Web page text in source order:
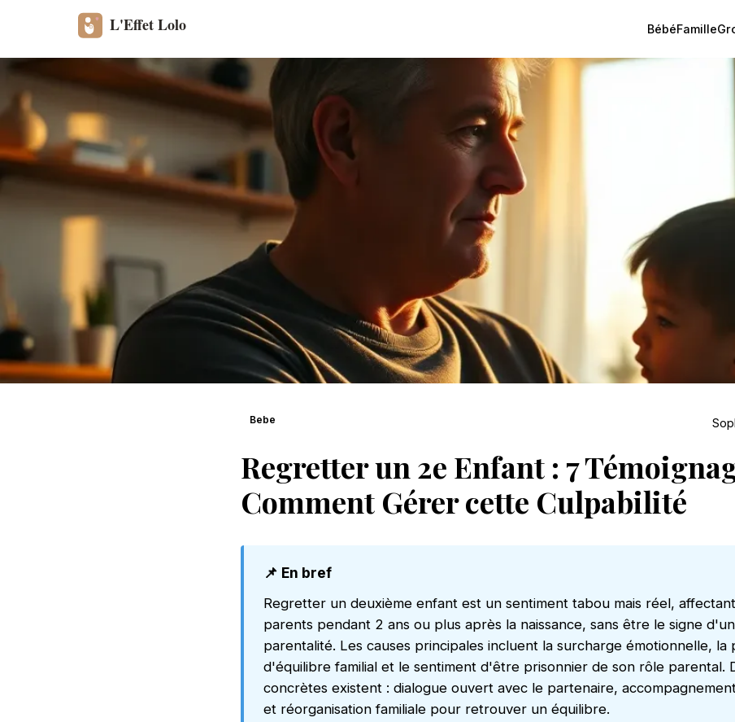
BébéFamille
Bebe
Regretter un 2e Enfant : 7
Comment Gérer cette Culpabilité
📌 En bref
Regretter un deuxième enfant est un sentiment tabou mais réel,
parents pendant 2 ans ou plus après la naissance, sans être le signe
parentalité. Les causes principales incluent la surcharge émotionnelle, la
d'équilibre familial et le sentiment d'être prisonnier de son rôle parental.
concrètes existent : dialogue ouvert avec le partenaire,
et réorganisation familiale pour retrouver un équilibre.